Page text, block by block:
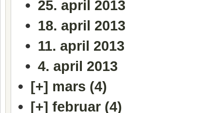
25. april 2013
18. april 2013
11. april 2013
4. april 2013
[+] mars (4)
[+] februar (4)